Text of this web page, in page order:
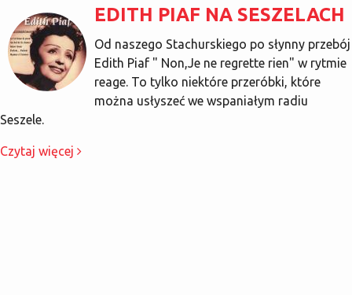
EDITH PIAF NA SESZELACH
Od naszego Stachurskiego po słynny przebój
Edith Piaf " Non,Je ne regrette rien" w rytmie
reage. To tylko niektóre przeróbki, które
można usłyszeć we wspaniałym radiu
Seszele.
Czytaj więcej